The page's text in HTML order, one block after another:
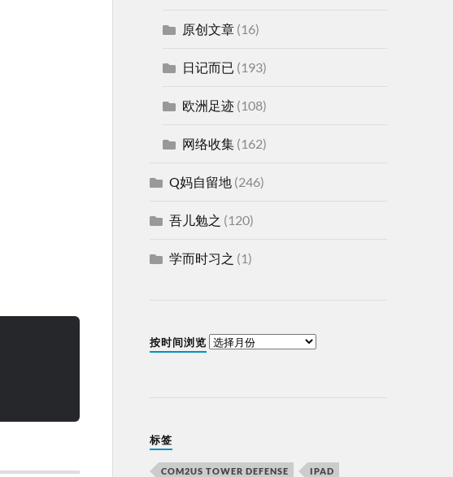
原创文章(16)
日记而已 (193)
欧洲足迹(108)
网络收集(162)
Q妈自留地(246)
吾儿勉之 (120)
学而时习之 (1)
按时间浏览
标签
COM2US TOWER DEFENSE IPAD